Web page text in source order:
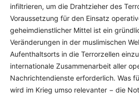
infiltrieren, um die Drahtzieher des
Voraussetzung für den Einsatz
geheimdienstlicher Mittel ist ein
Veränderungen in der muslimischen
Aufenthaltsorts in die Terrorzellen
internationale Zusammenarbeit aller
Nachrichtendienste erforderlich. Was
wird im Krieg umso relevanter − die